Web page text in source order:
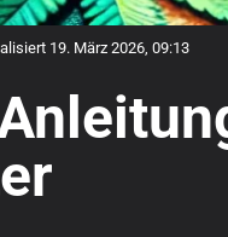
19. März 2026, 09:13